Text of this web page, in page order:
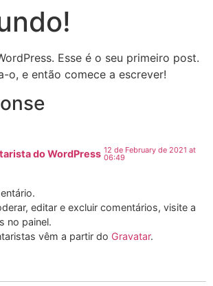
Esse é o seu primeiro post.
o, e então comece a escrever!
do WordPress 12 de February de 2021 at
06:49
editar e excluir comentários, visite a
no painel.
vêm a partir do Gravatar.